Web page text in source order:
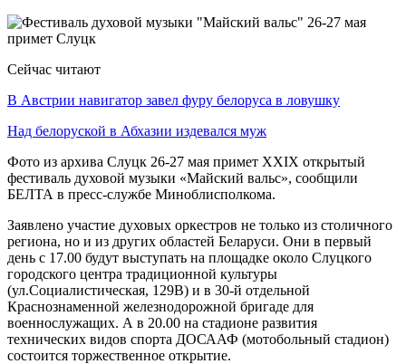
Сейчас читают
В Австрии навигатор завел фуру белоруса в ловушку
Над белоруской в Абхазии издевался муж
Фото из архива Слуцк 26-27 мая примет XXIX открытый
фестиваль духовой музыки «Майский вальс», сообщили
БЕЛТА в пресс-службе Миноблисполкома.
Заявлено участие духовых оркестров не только из столичного
региона, но и из других областей Беларуси. Они в первый
день с 17.00 будут выступать на площадке около Слуцкого
городского центра традиционной культуры
(ул.Социалистическая, 129В) и в 30-й отдельной
Краснознаменной железнодорожной бригаде для
военнослужащих. А в 20.00 на стадионе развития
технических видов спорта ДОСААФ (мотобольный стадион)
состоится торжественное открытие.